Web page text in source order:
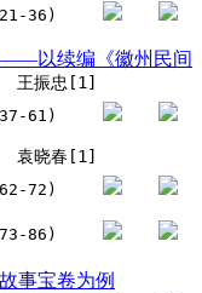
36)
——以续编《徽州民间
王振忠[1]
61)
袁晓春[1]
72)
86)
事宝卷为例